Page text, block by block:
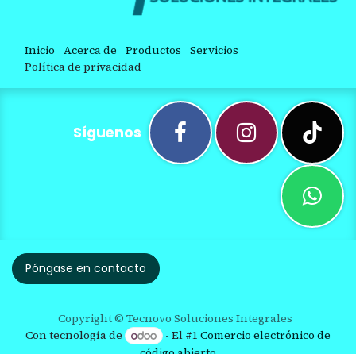
Inicio Acerca de Productos Servicios
Política de privacidad
Síguenos
Póngase en contacto
Copyright © Tecnovo Soluciones Integrales
Con tecnología de
- El #1Comercio electrónico de